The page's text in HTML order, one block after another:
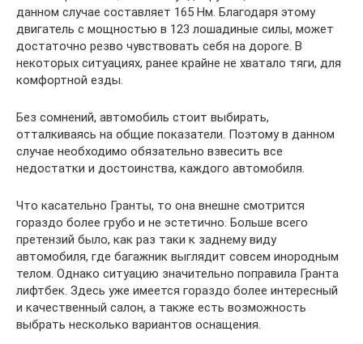
данном случае составляет 165 Нм. Благодаря этому
двигатель с мощностью в 123 лошадиные силы, может
достаточно резво чувствовать себя на дороге. В
некоторых ситуациях, ранее крайне не хватало тяги, для
комфортной езды.
Без сомнений, автомобиль стоит выбирать,
отталкиваясь на общие показатели. Поэтому в данном
случае необходимо обязательно взвесить все
недостатки и достоинства, каждого автомобиля.
Что касательно Гранты, то она внешне смотрится
гораздо более грубо и не эстетично. Больше всего
претензий было, как раз таки к заднему виду
автомобиля, где багажник выглядит совсем инородным
телом. Однако ситуацию значительно поправила Гранта
лифтбек. Здесь уже имеется гораздо более интересный
и качественный салон, а также есть возможность
выбрать несколько вариантов оснащения.